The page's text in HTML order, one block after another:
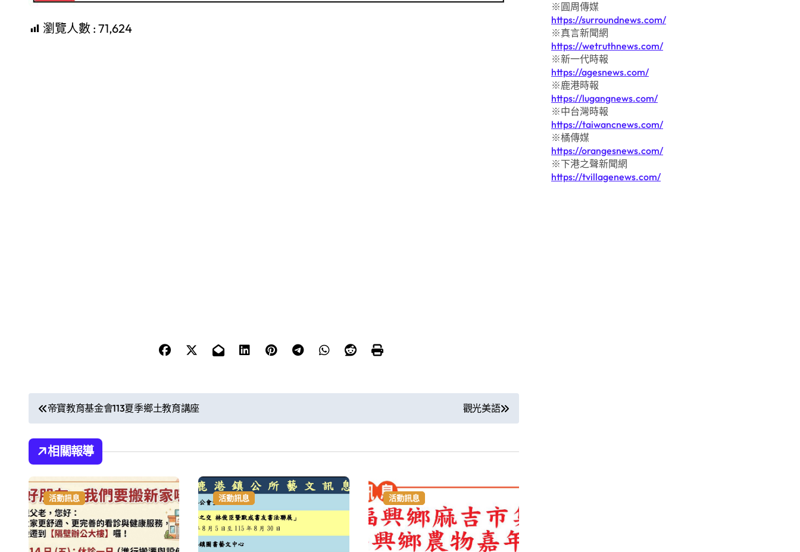
瀏覽人數 : 71,624
文
章
導
覽
帝寶教育基金會113夏季鄉土教育講座 觀光美語
相關報導
活動訊息 活動訊息 活動訊息
※圓周傳媒
https://surroundnews.com/
※真言新聞網
https://wetruthnews.com/
※新一代時報
https://agesnews.com/
※鹿港時報
https://lugangnews.com/
※中台灣時報
https://taiwancnews.com/
※橘傳媒
https://orangesnews.com/
※下港之聲新聞網
https://tvillagenews.com/